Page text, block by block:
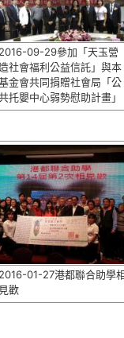
2016-09-29參加「天玉營
社會福利公益信託」與本
金會共同捐贈社會局「公
托嬰中心弱勢慰助計畫」
2016-01-27港都聯合助學
見歡